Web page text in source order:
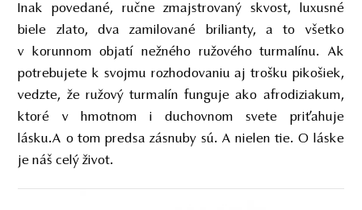
Inak povedané, ručne zmajstrovaný skvost, luxusné
biele zlato, dva zamilované brilianty, a to všetko
v korunnom objatí nežného ružového turmalínu. Ak
potrebujete k svojmu rozhodovaniu aj trošku pikošiek,
vedzte, že ružový turmalín funguje ako afrodiziakum,
ktoré v hmotnom i duchovnom svete priťahuje
lásku.A o tom predsa zásnuby sú. A nielen tie. O láske
je náš celý život.